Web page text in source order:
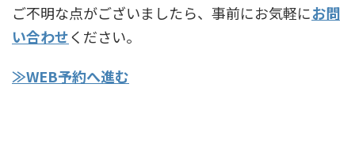
ご不明な点がございましたら、事前にお気軽にお問
い合わせください。
≫WEB予約へ進む